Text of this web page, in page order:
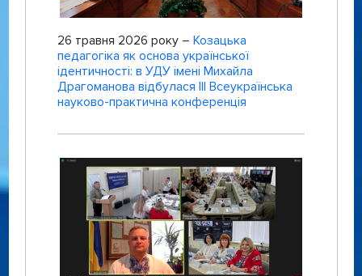
26 травня 2026 року – Козацька
педагогіка як основа української
ідентичності: в УДУ імені Михайла
Драгоманова відбулася ІІІ Всеукраїнська
науково-практична конференція